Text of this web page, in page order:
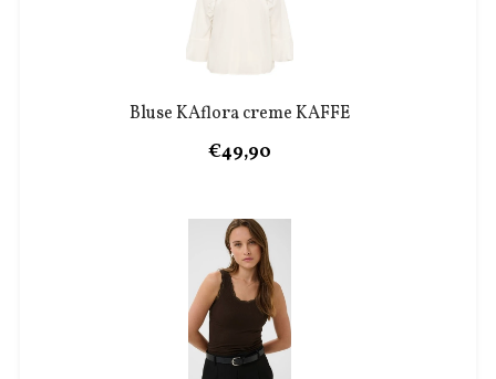
Bluse KAflora creme KAFFE
€49,90